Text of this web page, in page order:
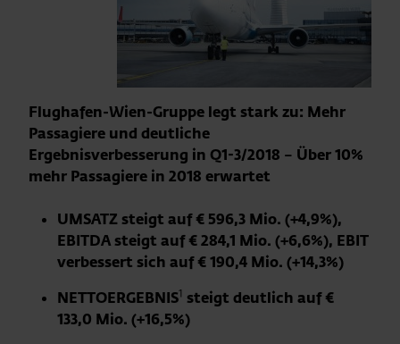
Flughafen-Wien-Gruppe legt stark zu: Mehr
Passagiere und deutliche
Ergebnisverbesserung in Q1-3/2018 – Über 10%
mehr Passagiere in 2018 erwartet
UMSATZ steigt auf € 596,3 Mio. (+4,9%),
EBITDA steigt auf € 284,1 Mio. (+6,6%), EBIT
verbessert sich auf € 190,4 Mio. (+14,3%)
NETTOERGEBNIS1 steigt deutlich auf €
133,0 Mio. (+16,5%)